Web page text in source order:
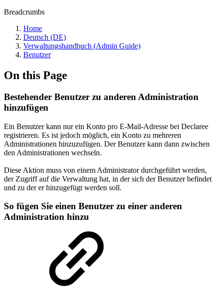
Breadcrumbs
Home
Deutsch (DE)
Verwaltungshandbuch (Admin Guide)
Benutzer
On this Page
Bestehender Benutzer zu anderen Administration
hinzufügen
Ein Benutzer kann nur ein Konto pro E-Mail-Adresse bei Declaree
registrieren. Es ist jedoch möglich, ein Konto zu mehreren
Administrationen hinzuzufügen. Der Benutzer kann dann zwischen
den Administrationen wechseln.
Diese Aktion muss von einem Administrator durchgeführt werden,
der Zugriff auf die Verwaltung hat, in der sich der Benutzer befindet
und zu der er hinzugefügt werden soll.
So fügen Sie einen Benutzer zu einer anderen
Administration hinzu